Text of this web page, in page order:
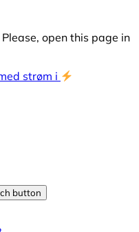
open this page in
strøm i